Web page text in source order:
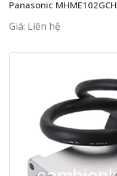
Panasonic MHME102GCH
Giá: Liên hệ